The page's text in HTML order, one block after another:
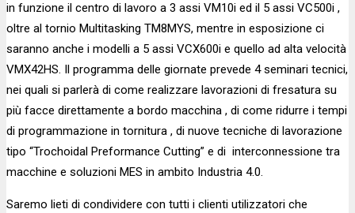
in funzione il centro di lavoro a 3 assi VM10i ed il 5 assi VC500i ,
oltre al tornio Multitasking TM8MYS, mentre in esposizione ci
saranno anche i modelli a 5 assi VCX600i e quello ad alta velocità
VMX42HS. Il programma delle giornate prevede 4 seminari tecnici,
nei quali si parlerà di come realizzare lavorazioni di fresatura su
più facce direttamente a bordo macchina , di come ridurre i tempi
di programmazione in tornitura , di nuove tecniche di lavorazione
tipo “Trochoidal Preformance Cutting” e di interconnessione tra
macchine e soluzioni MES in ambito Industria 4.0.
Saremo lieti di condividere con tutti i clienti utilizzatori che